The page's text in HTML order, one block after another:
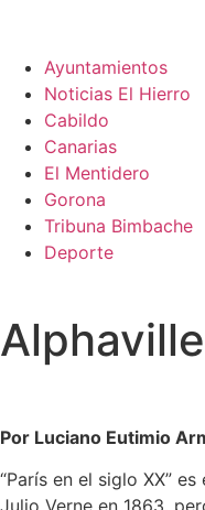
Ayuntamientos
Noticias El Hierro
Cabildo
Canarias
El Mentidero
Gorona
Tribuna Bimbache
Deporte
Por Luciano Eutimio
“París en el siglo XX”